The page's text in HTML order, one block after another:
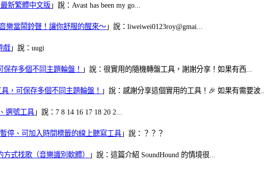
新繁體中文版 」說：Avast has been my go...
樂當鬧鈴聲！讓你舒服的醒來～ 」說：liweiwei0123roy@gmai...
戲 」說：uugi
保存多個不同主題輪盤！ 」說：很實用的隨機轉盤工具，謝謝分享！如果有西...
，可保存多個不同主題輪盤！ 」說：感謝分享這個實用的工具！🎉 如果有需要波
選號工具 」說：7 8 14 16 17 18 20 2...
停、可加入時間標籤的線上聽寫工具 」說：？？？
方式找歌（音樂識別軟體） 」說：這篇介紹 SoundHound 的情境很...